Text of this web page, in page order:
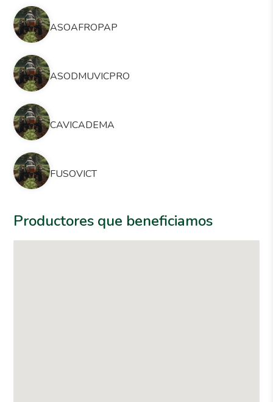
ASOAFROPAP
ASODMUVICPRO
CAVICADEMA
FUSOVICT
Productores que beneficiamos